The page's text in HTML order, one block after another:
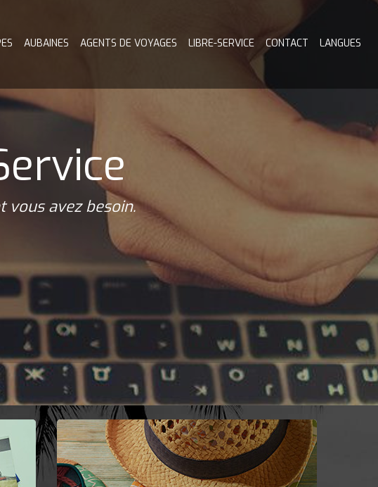
AUBAINES AGENTS DE VOYAGES LIBRE-SERVICE CONTACT LANGUES
vous avez besoin.